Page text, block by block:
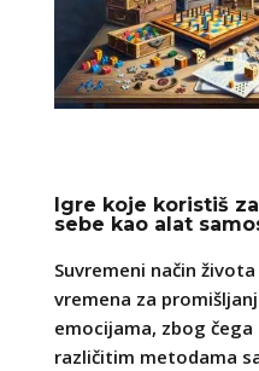
Igre koje koristiš
sebe kao alat
Suvremeni način
vremena za
emocijama, zbog čega
različitim metodama